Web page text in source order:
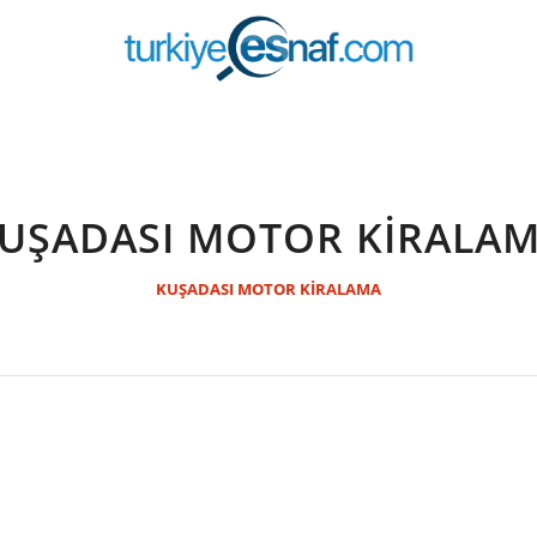
MOTOR
KUŞADASI MOTOR KİRALAMA